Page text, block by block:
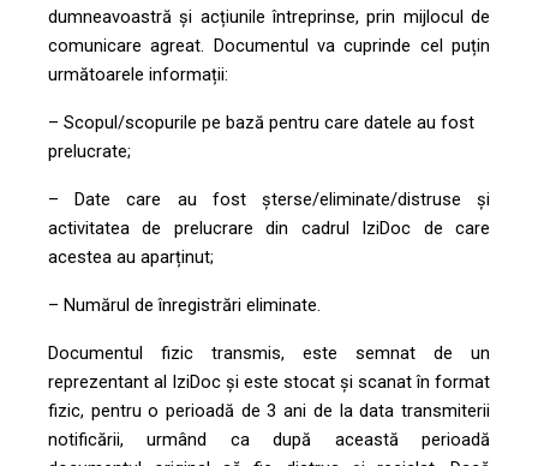
dumneavoastră și acțiunile întreprinse, prin mijlocul de
comunicare agreat. Documentul va cuprinde cel puțin
următoarele informații:
– Scopul/scopurile pe bază pentru care datele au fost
prelucrate;
– Date care au fost șterse/eliminate/distruse și
activitatea de prelucrare din cadrul IziDoc de care
acestea au aparținut;
– Numărul de înregistrări eliminate.
Documentul fizic transmis, este semnat de un
reprezentant al IziDoc și este stocat și scanat în format
fizic, pentru o perioadă de 3 ani de la data transmiterii
notificării, urmând ca după această perioadă